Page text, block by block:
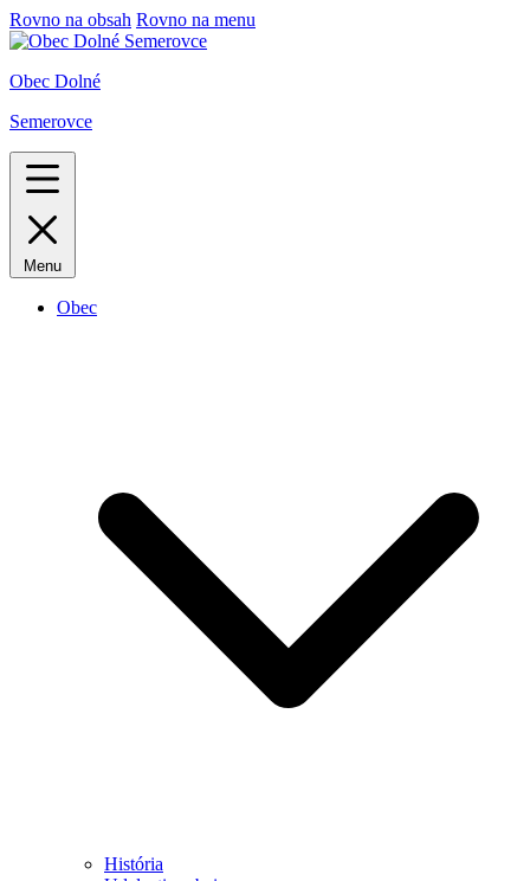
Rovno na obsah Rovno na menu
Obec Dolné
Semerovce
Menu
Obec
História